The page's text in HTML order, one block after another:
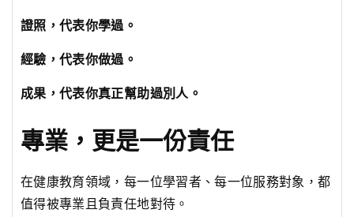
證照，代表你學過。
經驗，代表你做過。
成果，代表你真正幫助過別人。
專業，更是一份責任
在健康教育領域，每一位學習者、每一位服務對象，都
值得被專業且負責任地對待。